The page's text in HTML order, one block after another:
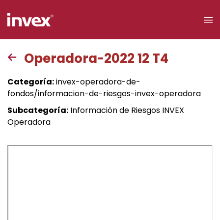
Acceso a
clientes
Buscar
Operadora-2022 12 T4
Categoría:invex-operadora-de-
fondos/informacion-de-riesgos-invex-operadora
Subcategoría: Información de Riesgos INVEX
Operadora